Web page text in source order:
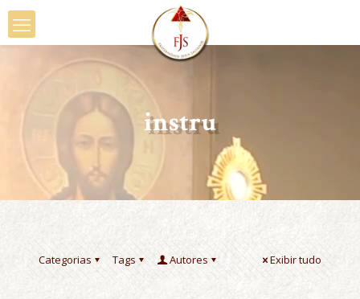
instru
Categorias Tags Autores Exibir tudo